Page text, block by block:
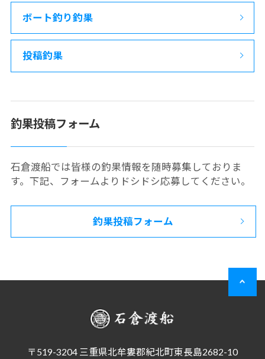
ボート釣り釣果
投稿釣果
釣果投稿フォーム
石倉渡船では皆様の釣果情報を随時募集しておりま
す。下記、フォームよりドシドシ応募してください。
釣果投稿フォーム
〒519-3204 三重県北牟婁郡紀北町東長島2682-10